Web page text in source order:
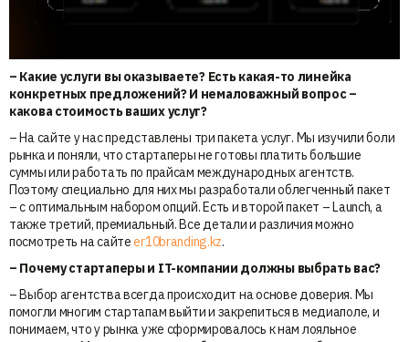
– Какие услуги вы оказываете? Есть какая-то линейка
конкретных предложений? И немаловажный вопрос –
какова стоимость ваших услуг?
– На сайте у нас представлены три пакета услуг. Мы изучили боли
рынка и поняли, что стартаперы не готовы платить большие
суммы или работать по прайсам международных агентств.
Поэтому специально для них мы разработали облегченный пакет
– с оптимальным набором опций. Есть и второй пакет – Launch, а
также третий, премиальный. Все детали и различия можно
посмотреть на сайтеer10branding.kz.
– Почему стартаперы и IT-компании должны выбрать вас?
– Выбор агентства всегда происходит на основе доверия. Мы
помогли многим стартапам выйти и закрепиться в медиаполе, и
понимаем, что у рынка уже сформировалось к нам лояльное